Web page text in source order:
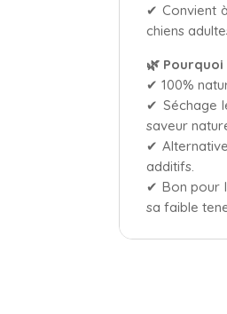
✔ Convient
chiens
🌿
✔ 100%
✔ Séchage
saveur
✔
additifs.
✔ Bon pour
sa faible